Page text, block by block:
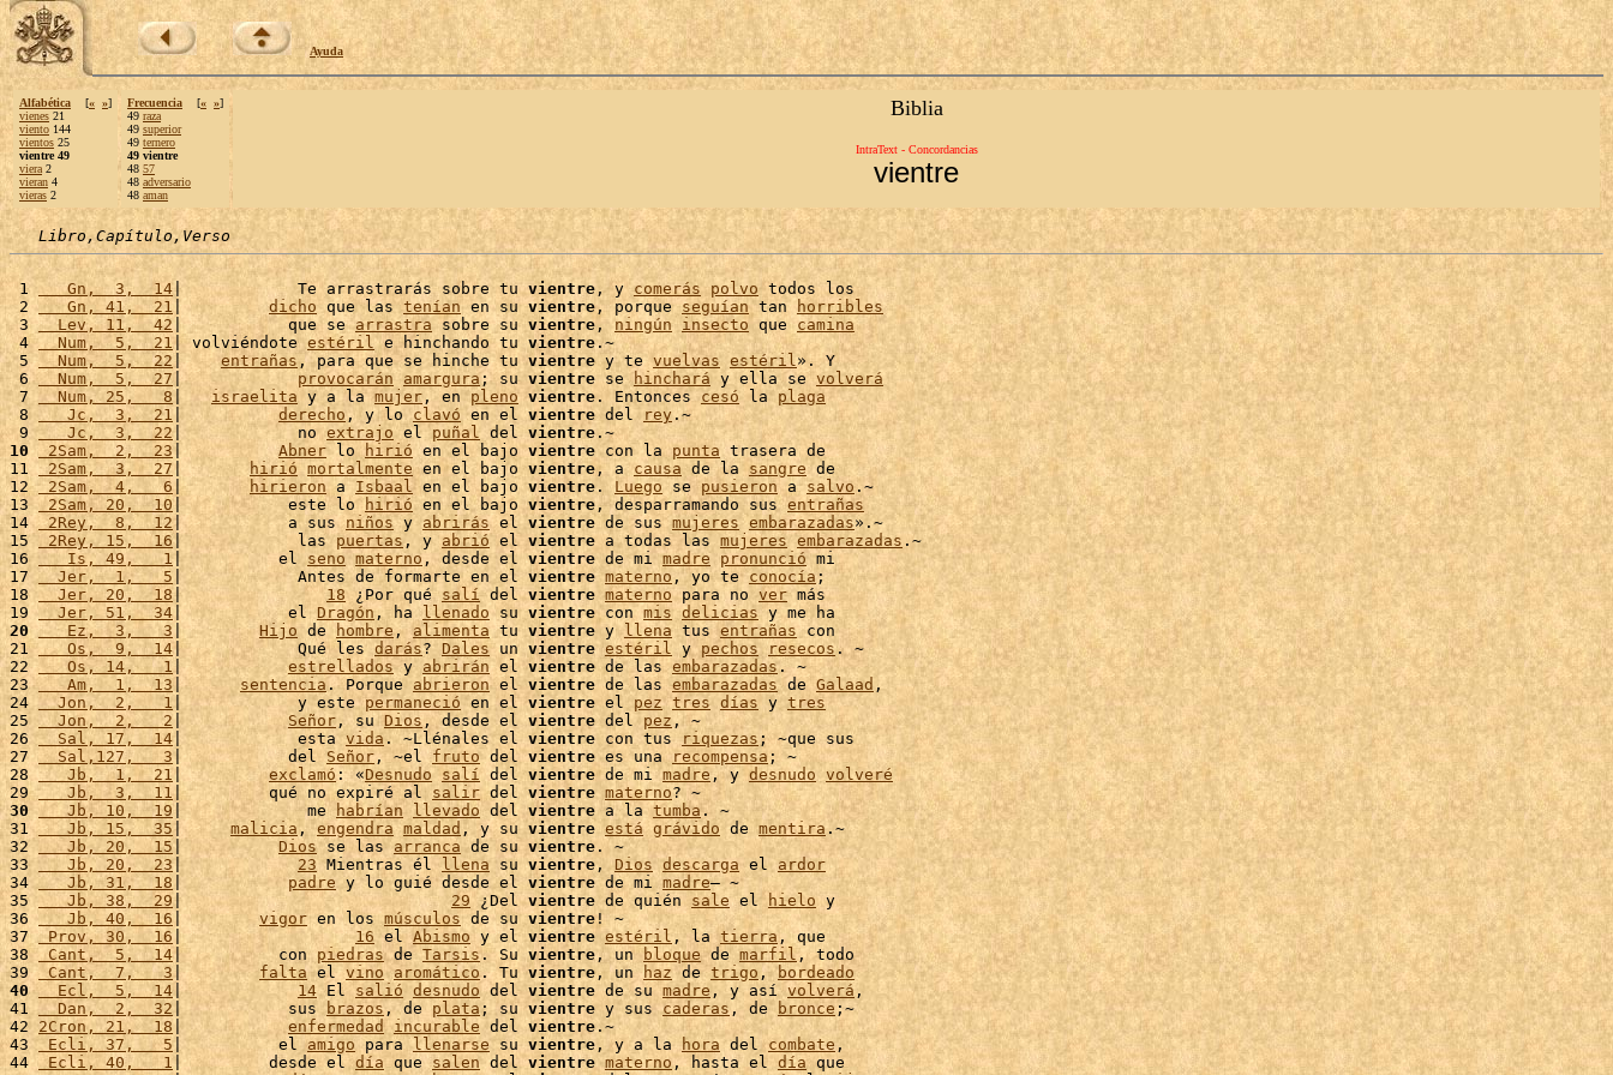
Ayuda
Alfabética [« »]
vienes 21
viento 144
vientos 25
vientre 49
viera 2
vieran 4
vieras 2
Frecuencia [« »]
49 raza
49 superior
49 ternero
49 vientre
48 57
48 adversario
48 aman
Biblia
IntraText - Concordancias
vientre
Libro,Capítulo,Verso
1
   Gn,  3,  14
|            Te arrastrarás sobre tu vientre , y comerás polvo todos los
2
   Gn, 41,  21
| dicho que las tenían en su vientre , porque seguían tan horribles
3
  Lev, 11,  42
|           que se arrastra sobre su vientre , ningún insecto que camina
4
  Num,  5,  21
| volviéndote estéril e hinchando tu vientre.~
5
  Num,  5,  22
| entrañas , para que se hinche tu vientre y te vuelvas estéril». Y
6
  Num,  5,  27
| provocarán amargura ; su vientre se hinchará y ella se volverá
7
  Num, 25,   8
| israelita y a la mujer , en pleno vientre . Entonces cesó la plaga
8
   Jc,  3,  21
| derecho, y lo clavó en el vientre del rey .~
9
   Jc,  3,  22
|            no extrajo el puñal del vientre
10
2Sam,  2,  23| Abner lo hirió en el bajo vientre con la punta trasera de
11 2Sam,  3,  27 | hirió mortalmente en el bajo vientre, a causa de la sangre de
12 2Sam,  4,   6 | hirieron a Isbaal en el bajo vientre. Luego se pusieron a salvo .~
13
2Sam, 20,  10|           este lo hirió en el bajo vientre, desparramando sus entrañas
14 2Rey,  8,  12 |           a sus niños y abrirás el vientre de sus mujeres embarazadas».~
15 2Rey, 15,  16|            las puertas, y abrió el vientre a todas las mujeres embarazadas .~
16
   Is, 49,   1
|          el seno materno , desde el vientre de mi madre pronunció mi
17
  Jer,  1,   5
|            Antes de formarte en el vientre materno , yo te conocía;
18
  Jer, 20,  18
| 18 ¿Por qué salí del vientre materno para no ver más
19
  Jer, 51,  34
|           el Dragón , ha llenado su vientre con mis delicias
20
   Ez,  3,   3
| Hijo de hombre, alimenta tu vientre y llena tus entrañas con
21
   Os,  9,  14
|            Qué les darás? Dales un vientre estéril y pechos resecos. ~
22
   Os, 14,   1
| estrellados y abrirán el vientre de las embarazadas. ~
23
   Am,  1,  13
| sentencia . Porque abrieron el vientre de las embarazadas de Galaad ,
24
  Jon,  2,   1
|            y este permaneció en el vientre el pez tres días y tres
25
  Jon,  2,   2
| Señor , su Dios , desde el vientre del pez , ~
26
  Sal, 17,  14
|            esta vida . ~Llénales el vientre con tus riquezas ; ~que sus
27
  Sal,127,   3
|           del Señor , ~el fruto del vientre es una recompensa ; ~
28
   Jb,  1,  21
| exclamó : «Desnudo salí del vientre de mi madre , y desnudo volveré
29
   Jb,  3,  11
|         qué no expiré al salir del vientre materno
30
   Jb, 10,  19
|             me habrían llevado del vientre a la tumba. ~
31
   Jb, 15,  35
| malicia , engendra maldad , y su vientre está grávido de mentira.~
32
   Jb, 20,  15
| Dios se las arranca de su vientre . ~
33
   Jb, 20,  23
| 23 Mientras él llena su vientre, Dios descarga el ardor
34
   Jb, 31,  18
| padre y lo guié desde el vientre de mi madre– ~
35
   Jb, 38,  29
| 29 ¿Del vientre de quién sale el hielo y
36
   Jb, 40,  16
| vigor en los músculos de su vientre ! ~
37 Prov, 30,  16 | 16 el Abismo y el vientre estéril , la tierra , que
38
Cant,  5,  14|          con piedras de Tarsis. Su vientre, un bloque de marfil , todo
39 Cant,  7,   3| falta el vino aromático . Tu vientre , un haz de trigo , bordeado
40
  Ecl,  5,  14
| 14 El salió desnudo del vientre de su madre , y así volverá ,
41
  Dan,  2,  32
|           sus brazos , de plata ; su vientre y sus caderas , de bronce ;~
42 2Cron, 21,  18 | enfermedad incurable del vientre.~
43 Ecli, 37,   5 |          el amigo para llenarse su vientre , y a la hora del combate ,
44 Ecli, 40,   1|         desde el día que salen del vientre materno, hasta el día que